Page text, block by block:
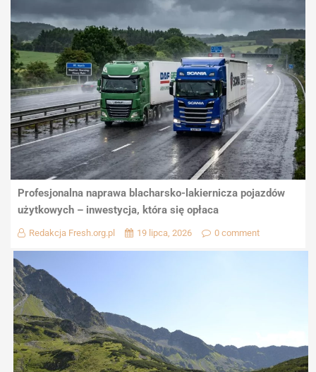
Profesjonalna naprawa blacharsko-lakiernicza pojazdów
użytkowych – inwestycja, która się opłaca
Redakcja Fresh.org.pl 19 lipca, 2026 0 comment